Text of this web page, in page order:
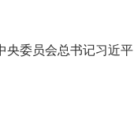
央委员会总书记习近平